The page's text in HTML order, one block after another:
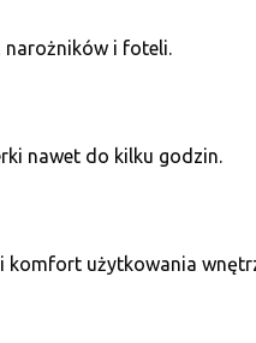
narożników i foteli.
nawet do kilku godzin.
komfort użytkowania